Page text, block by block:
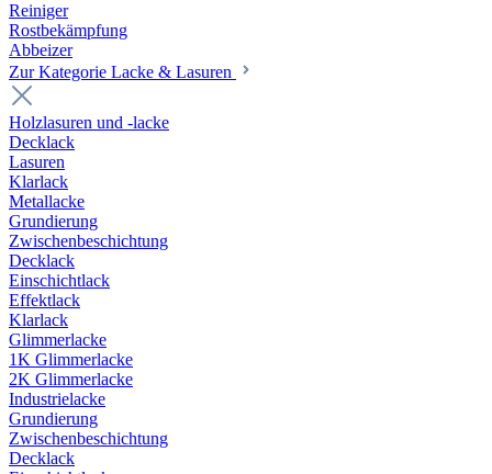
Reiniger
Rostbekämpfung
Abbeizer
Zur Kategorie Lacke & Lasuren
Holzlasuren und -lacke
Decklack
Lasuren
Klarlack
Metallacke
Grundierung
Zwischenbeschichtung
Decklack
Einschichtlack
Effektlack
Klarlack
Glimmerlacke
1K Glimmerlacke
2K Glimmerlacke
Industrielacke
Grundierung
Zwischenbeschichtung
Decklack